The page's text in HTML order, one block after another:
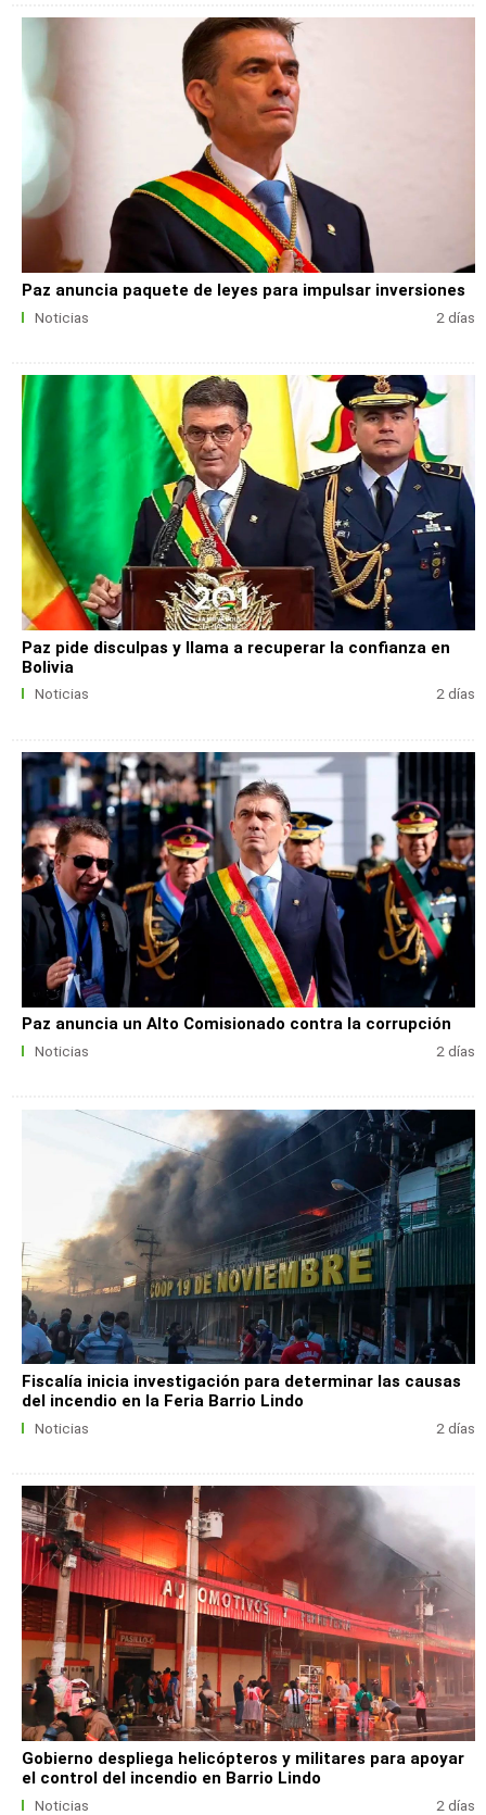
Paz anuncia paquete de leyes para impulsar inversiones
Noticias 2 días
Paz pide disculpas y llama a recuperar la confianza en
Bolivia
Noticias 2 días
Paz anuncia un Alto Comisionado contra la corrupción
Noticias 2 días
Fiscalía inicia investigación para determinar las causas
del incendio en la Feria Barrio Lindo
Noticias 2 días
Gobierno despliega helicópteros y militares para apoyar
el control del incendio en Barrio Lindo
Noticias 2 días